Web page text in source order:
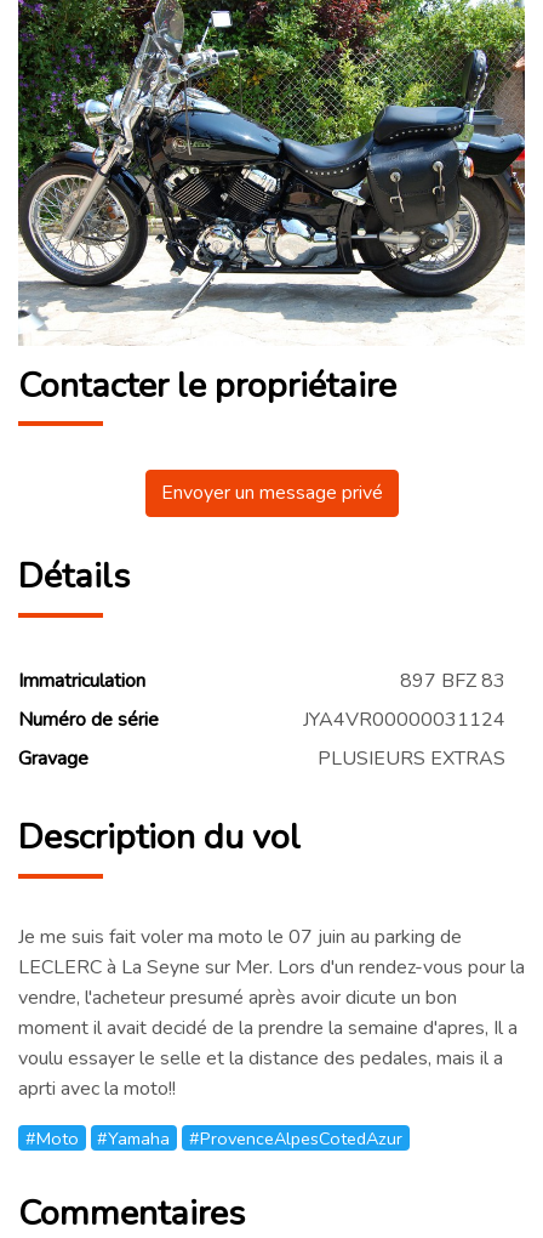
Contacter le propriétaire
Envoyer un message privé
Détails
Immatriculation
897 BFZ 83
Numéro de série
JYA4VR00000031124
Gravage
PLUSIEURS EXTRAS
Description du vol
Je me suis fait voler ma moto le 07 juin au parking de
LECLERC à La Seyne sur Mer. Lors d'un rendez-vous pour la
vendre, l'acheteur presumé après avoir dicute un bon
moment il avait decidé de la prendre la semaine d'apres, Il a
voulu essayer le selle et la distance des pedales, mais il a
aprti avec la moto!!
#Moto #Yamaha #ProvenceAlpesCotedAzur
Commentaires